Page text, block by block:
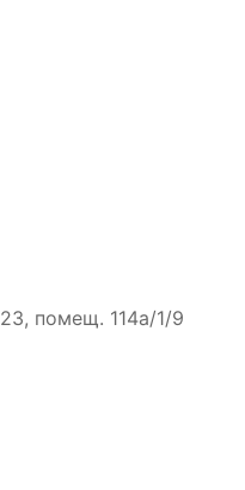
помещ. 114а/1/9